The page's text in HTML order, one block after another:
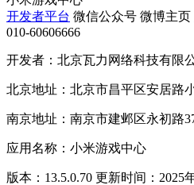
开发者平台 微信公众号 微博主页
010-60606666
开发者：北京瓦力网络科技有限
北京地址：北京市昌平区安居路
南京地址：南京市建邺区永初路
应用名称：小米游戏中心
版本：13.5.0.70 更新时间：2025